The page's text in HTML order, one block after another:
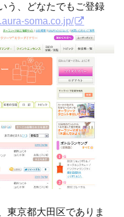
う、どなたでもご登録
soma.co.jp/
東京都大田区でありま